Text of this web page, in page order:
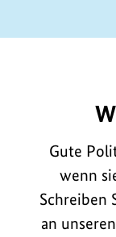
Gute
wenn
Schreiben
an unseren